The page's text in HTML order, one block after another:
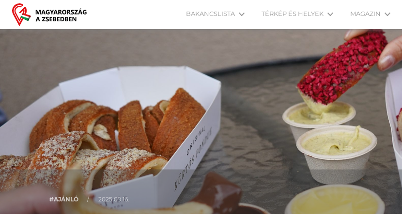
BAKANCSLISTA TÉRKÉP ÉS HELYEK MAGAZIN
#AJÁNLÓ / 2025.09.16.